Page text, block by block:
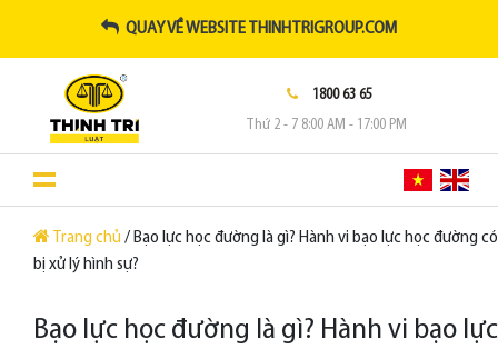
QUAY VỀ WEBSITE THINHTRIGROUP.COM
1800 63 65
Thứ 2 - 7 8:00 AM - 17:00 PM
Trang chủ / Bạo lực học đường là gì? Hành vi bạo lực học đường có
bị xử lý hình sự?
Bạo lực học đường là gì? Hành vi bạo lực